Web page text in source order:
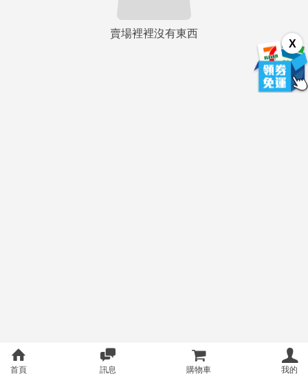
X
賣場裡裡沒有東西
首頁 訊息 購物車 我的